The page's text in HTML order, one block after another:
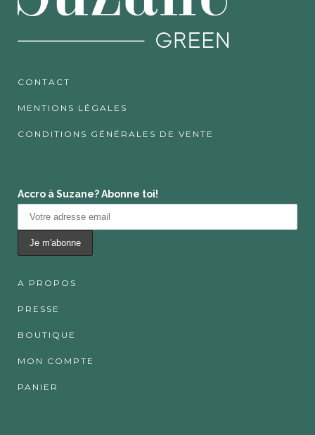
CONTACT
MENTIONS LÉGALES
CONDITIONS GÉNÉRALES DE VENTE
Accro à Suzane? Abonne toi!
A PROPOS
PRESSE
BOUTIQUE
MON COMPTE
PANIER